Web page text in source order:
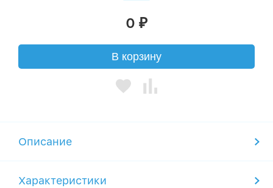
0 ₽
В корзину
Описание
Характеристики